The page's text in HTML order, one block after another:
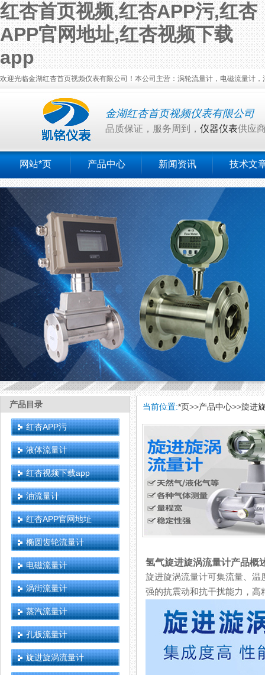
红杏首页视频,红杏APP污,红杏
APP官网地址,红杏视频下载
app
欢迎光临金湖红杏首页视频仪表有限公司！本公司主营：涡轮流量计，电磁流量计
金湖红杏首页视频仪表有限公司
品质保证，服务周到， 仪器仪表供应
网站*页 产品中心 新闻资讯 技术文
产品目录
红杏APP污
液体流量计
红杏视频下载app
油流量计
红杏APP官网地址
椭圆齿轮流量计
电磁流量计
涡街流量计
蒸汽流量计
孔板流量计
旋进旋涡流量计
当前位置:*页>>产品中心>>旋进
氢气旋进旋涡流量计产品概
旋进旋涡流量计可集流量、温
强的抗震动和抗干扰能力，